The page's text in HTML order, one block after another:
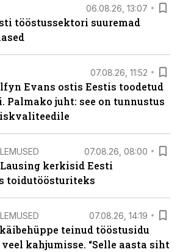
06.08.26, 13:07
tööstussektori suuremad
07.08.26, 11:52
Evans ostis Eestis toodetud
Palmako juht: see on tunnustus
07.08.26, 08:00
kerkisid Eesti
toidutöösturiteks
07.08.26, 14:19
teinud tööstusidu
kahjumisse. “Selle aasta siht